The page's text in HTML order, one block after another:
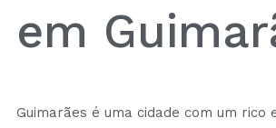
em
Guimarães é uma cidade com um rico